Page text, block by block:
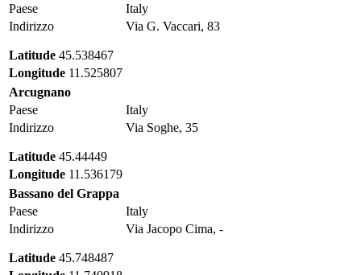
Paese
Italy
Indirizzo
Via G. Vaccari, 83
Latitude 45.538467
Longitude 11.525807
Arcugnano
Paese
Italy
Indirizzo
Via Soghe, 35
Latitude 45.44449
Longitude 11.536179
Bassano del Grappa
Paese
Italy
Indirizzo
Via Jacopo Cima, -
Latitude 45.748487